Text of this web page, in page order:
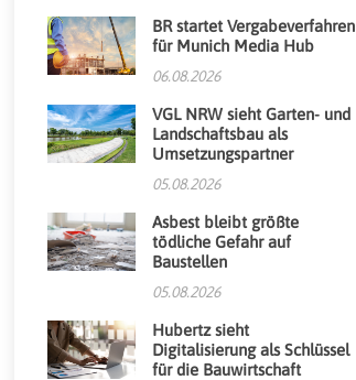
BR startet Vergabeverfahren
für Munich Media Hub
06.08.2026
VGL NRW sieht Garten- und
Landschaftsbau als
Umsetzungspartner
05.08.2026
Asbest bleibt größte
tödliche Gefahr auf
Baustellen
05.08.2026
Hubertz sieht
Digitalisierung als Schlüssel
für die Bauwirtschaft